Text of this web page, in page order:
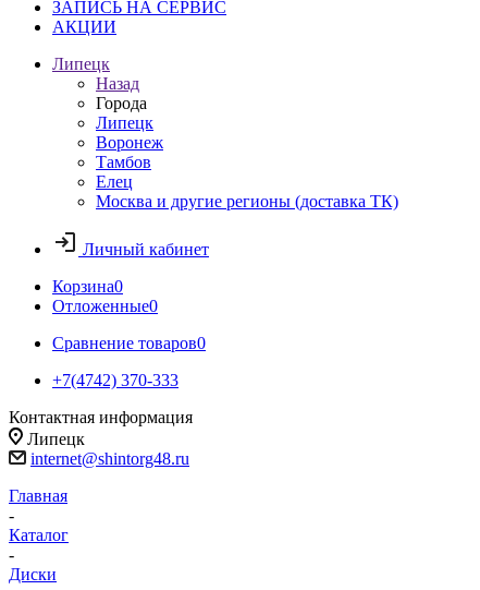
ЗАПИСЬ НА СЕРВИС
АКЦИИ
Липецк
Назад
Города
Липецк
Воронеж
Тамбов
Елец
Москва и другие регионы (доставка ТК)
Личный кабинет
Корзина0
Отложенные0
Сравнение товаров0
+7(4742) 370-333
Контактная информация
Липецк
internet@shintorg48.ru
Главная
-
Каталог
-
Диски